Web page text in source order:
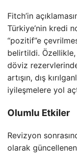
Fitch’in
Türkiye’nin kredi
“pozitif”e
belirtildi. Özellikle,
döviz
artışın, dış
iyileşmelere yol
Olumlu Etkiler
Revizyon
olarak